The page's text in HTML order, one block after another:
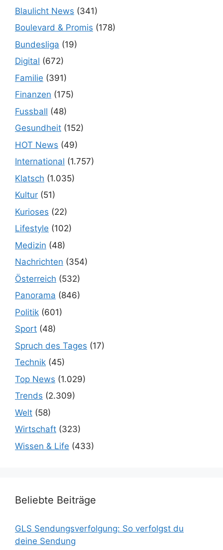
Blaulicht News (341)
Boulevard & Promis (178)
Bundesliga (19)
Digital (672)
Familie (391)
Finanzen (175)
Fussball (48)
Gesundheit (152)
HOT News (49)
International (1.757)
Klatsch (1.035)
Kultur (51)
Kurioses (22)
Lifestyle (102)
Medizin (48)
Nachrichten (354)
Österreich (532)
Panorama (846)
Politik (601)
Sport (48)
Spruch des Tages (17)
Technik (45)
Top News (1.029)
Trends (2.309)
Welt (58)
Wirtschaft (323)
Wissen & Life (433)
Beliebte Beiträge
GLS Sendungsverfolgung: So verfolgst du
deine Sendung